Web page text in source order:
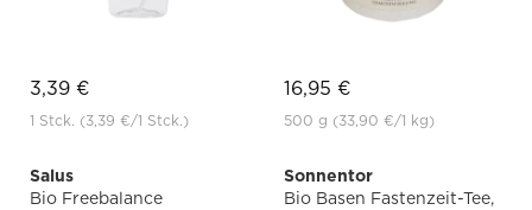
3,39 €
1 Stck. (3,39 €/1 Stck.)
16,95 €
500 g (33,90 €/1 kg)
Salus
Bio Freebalance
Sonnentor
Bio Basen Fastenzeit-Tee,